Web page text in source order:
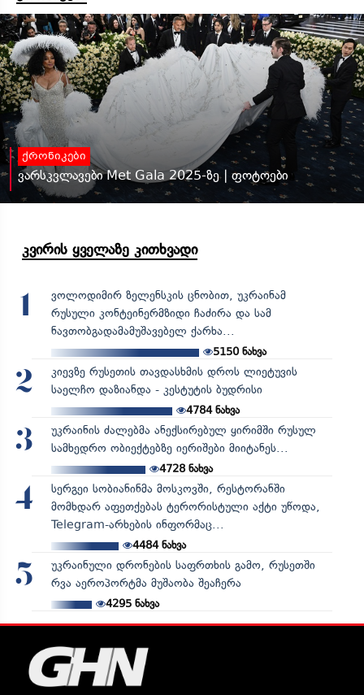
ქრონიკები
ვარსკვლავები Met Gala 2025-ზე | ფოტოები
კვირის ყველაზე კითხვადი
1
ვოლოდიმირ ზელენსკის ცნობით, უკრაინამ
რუსული კონტეინერმზიდი ჩაძირა და სამ
ნავთობგადამამუშავებელ ქარხა...
5150ნახვა
2
კიევზე რუსეთის თავდასხმის დროს ლიეტუვის
საელჩო დაზიანდა - კესტუტის ბუდრისი
4784ნახვა
3
უკრაინის ძალებმა ანექსირებულ ყირიმში რუსულ
სამხედრო ობიექტებზე იერიშები მიიტანეს...
4728ნახვა
4
სერგეი სობიანინმა მოსკოვში, რესტორანში
მომხდარ აფეთქებას ტერორისტული აქტი უწოდა,
Telegram-არხების ინფორმაც...
4484ნახვა
5
უკრაინული დრონების საფრთხის გამო, რუსეთში
რვა აეროპორტმა მუშაობა შეაჩერა
4295ნახვა